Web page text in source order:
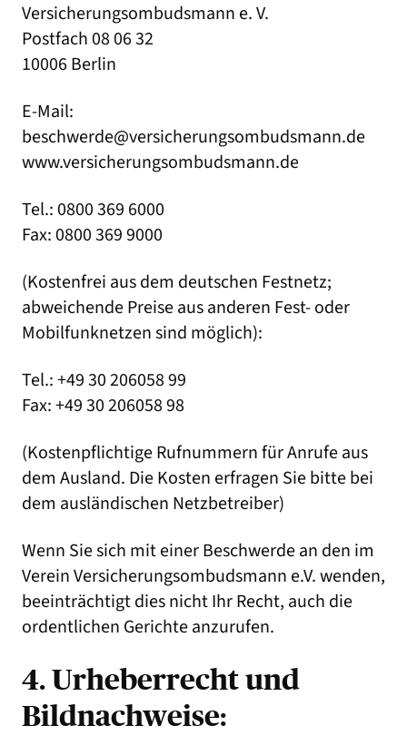
Versicherungsombudsmann e. V.
Postfach 08 06 32
10006 Berlin
E-Mail:
beschwerde@versicherungsombudsmann.de
www.versicherungsombudsmann.de
Tel.: 0800 369 6000
Fax: 0800 369 9000
(Kostenfrei aus dem deutschen Festnetz;
abweichende Preise aus anderen Fest- oder
Mobilfunknetzen sind möglich):
Tel.: +49 30 206058 99
Fax: +49 30 206058 98
(Kostenpflichtige Rufnummern für Anrufe aus
dem Ausland. Die Kosten erfragen Sie bitte bei
dem ausländischen Netzbetreiber)
Wenn Sie sich mit einer Beschwerde an den im
Verein Versicherungsombudsmann e.V. wenden,
beeinträchtigt dies nicht Ihr Recht, auch die
ordentlichen Gerichte anzurufen.
4. Urheberrecht und
Bildnachweise: